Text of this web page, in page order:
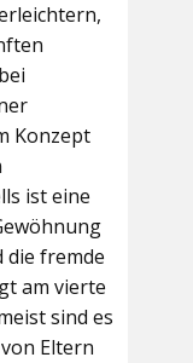
Konzept
ist eine
die fremde
am vierte
sind es
Eltern